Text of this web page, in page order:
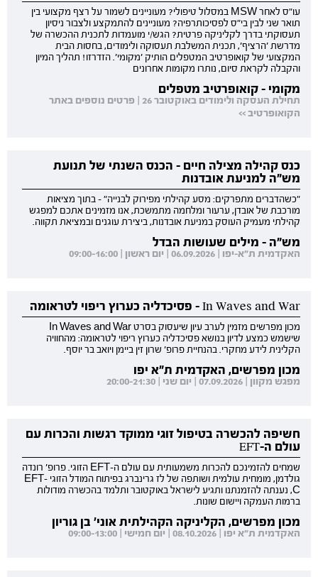
עו"ס לאחר MSW במסלול טיפולי? מעוניינים לשמור על רצף מקצועי בין
תואר שני לבין בי"ס לפסיכותרפיה? מעוניינים להתמקצע ולצבור ניסיון
תעסוקתי בדרך לקליניקה פרטית? הגש/י מועמדות לתכנית ההכשרה של
מדרשת 'הרציף', תכנית המשלבת תעסוקה ולימודים, בחסות הבית
המקצועי של קואופרטיב המטפלים הותיק 'מקומי'. הזדרזו! תהליך המיון
והקבלה לקראת סיום, נותרו מקומות אחרונים
מקומי - קואופרטיב מטפלים
תחילת העסקה ולימודים באוקטובר 26 | פרטים נוספים באתר
הקואופרטיב >>
כנס קהילה מצילה חיים - הכנס השנתי של תנועת
מש"ה למניעת אובדנות
"כשהדברים מתפרקים: מסע קהילתי מפירוק לבנייה" - בתוך מציאות
מורכבת של אובדן, ערעור ומלחמה מתמשכת, אנו מזמינים אתכם למפגש
קהילתי מעמיק העוסק במניעת אובדנות, ביצירת עוגנים ובמציאת תקווה.
מש"ה - מילים שעושות הבדל
האקדמית ת"א-יפו | 06.09.2026 | יום ראשון | 09:00-16:00
In Waves and War - פסיכדליה כערוץ ריפוי לטראומה
מכון מפרשים מזמין לערב עיון שיעסוק בסרט In Waves and War
שישמש כמצע לדיון בנושא פסיכדליה כערוץ ריפוי לטראומה: מהחוויה
הקלינית לידע מחקרי. בהנחיית פרופ' שרון זין ביימן ויואב בר יוסף.
מכון מפרשים, האקדמית ת"א יפו
מפגש מקוון | 07.09.2026 | יום שני | 20:00-21:30
חשיפה להכשרה בטיפול זוגי ממוקד רגשות והכרות עם
עולם ה-EFT
שמחים להזמינכם להכרות משמעותית עם עולם ה-EFT הזוגי. פרופ' רונדה
גולדמן, מומחית עולמית ושותפה של לז גרינברג בפיתוח המודל הזוגי EFT-
C, נענתה להזמנתנו ותגיע לישראל באוקטובר ותלמד בהכשרה מודולות
ברמות העמקה ויישום שונות.
מכון מפרשים, הקליניקה הקהילתית אוני' בן גוריון
האקדמית ת"א יפו | 08.10.2026 | יום חמישי | 09:00-13:00